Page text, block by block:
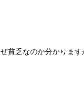
貧乏なのか分かります